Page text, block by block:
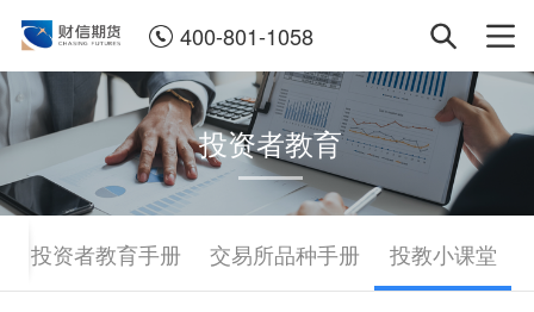
400-801-1058
投资者教育
投资者教育手册 交易所品种手册 投教小课堂